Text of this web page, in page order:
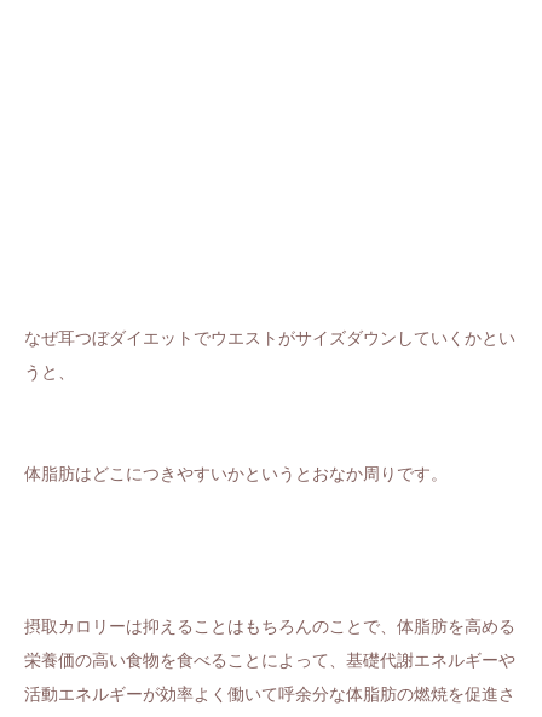
なぜ耳つぼダイエットでウエストがサイズダウンしていくかとい
うと、
体脂肪はどこにつきやすいかというとおなか周りです。
摂取カロリーは抑えることはもちろんのことで、体脂肪を高める
栄養価の高い食物を食べることによって、基礎代謝エネルギーや
活動エネルギーが効率よく働いて呼余分な体脂肪の燃焼を促進さ